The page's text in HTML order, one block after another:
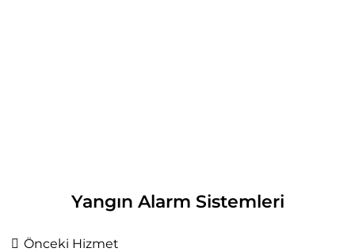
Yangın Alarm Sistemleri
Önceki Hizmet